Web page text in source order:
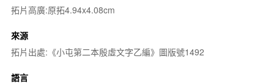
拓片高廣:原拓4.94x4.08cm
來源
拓片出處:《小屯第二本殷虛文字乙編》圖版號1492
語言